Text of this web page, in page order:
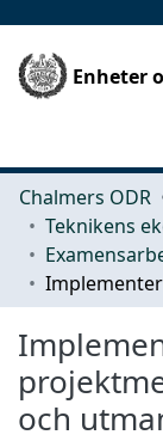
Enheter
Chalmers ODR
och